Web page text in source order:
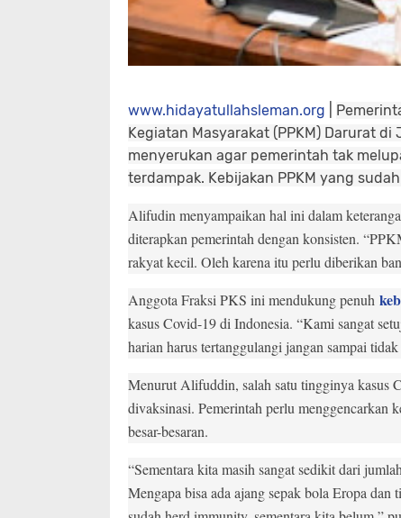
www.hidayatullahsleman.org
Kegiatan Masyarakat (PPKM) Darurat
menyerukan agar pemerintah tak
terdampak. Kebijakan PPKM yang
Alifudin menyampaikan hal ini dalam
diterapkan pemerintah dengan konsisten.
rakyat kecil. Oleh karena itu perlu diberikan
Anggota Fraksi PKS ini mendukung penuh
kasus Covid-19 di Indonesia. “Kami sangat
harian harus tertanggulangi jangan sampai
Menurut Alifuddin, salah satu tingginya kasus
divaksinasi. Pemerintah perlu menggencarkan
besar-besaran.
“Sementara kita masih sangat sedikit dari
Mengapa bisa ada ajang sepak bola Eropa dan